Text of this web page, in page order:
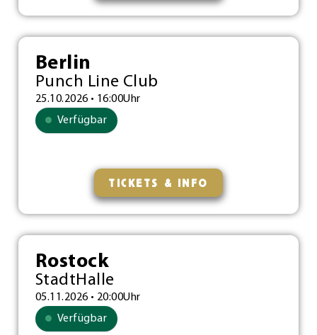
Berlin
Punch Line Club
25.10.2026 • 16:00Uhr
Verfügbar
TICKETS & INFO
Rostock
StadtHalle
05.11.2026 • 20:00Uhr
Verfügbar